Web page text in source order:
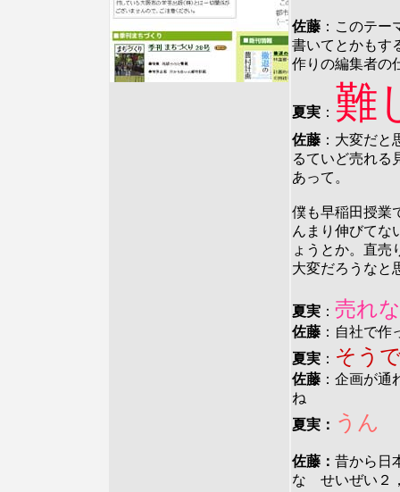
佐藤 ：このテ
書いてとかもす
作りの編集者の
夏実 ： 難
佐藤 ：大変だ
るていど売れる
あって。
僕も早稲田授業
んまり伸びて
ょうとか。直売
大変だろうなと
夏実 ： 売れ
佐藤 ：自社で
夏実 ： そう
佐藤 ：企画が
ね
夏実： うん
佐藤： 昔から
な せいぜい２